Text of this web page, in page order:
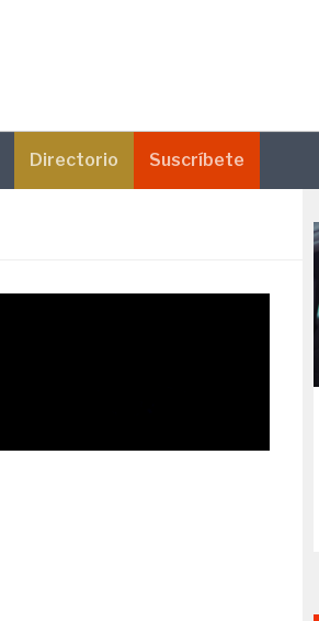
Directorio Suscríbete